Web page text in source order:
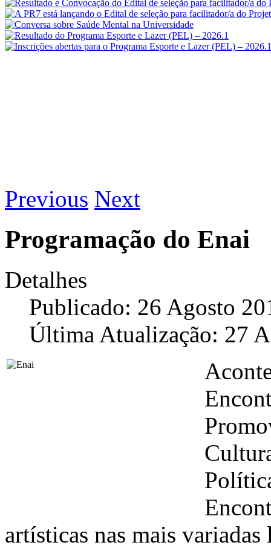
Previous Next
Programação do Enai
Detalhes
Publicado: 26 Agosto
Última Atualização: 27
artísticas nas mais